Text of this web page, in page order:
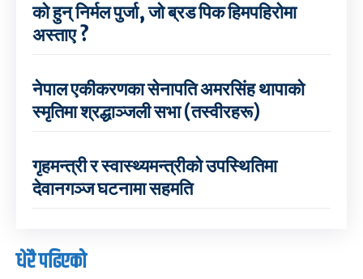
को हुन् निर्मल पुर्जा, जो ब्रड पिक हिमपहिरोमा
अस्ताए ?
नेपाल एकीकरणका सेनापति अमरसिंह थापाको
स्मृतिमा श्रद्धाञ्जली सभा (तस्वीरहरू)
गृहमन्त्री र स्वास्थ्यमन्त्रीको उपस्थितिमा
देवानगञ्ज घटनामा सहमति
धेरै पढिएको